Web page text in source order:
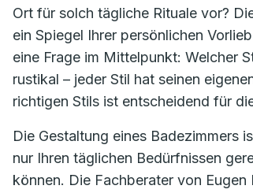
Ort für solch tägliche Rituale vor?
ein Spiegel Ihrer persönlichen
eine Frage im Mittelpunkt: Welcher
rustikal – jeder Stil hat seinen
richtigen Stils ist entscheidend für
Die Gestaltung eines Badezimmers
nur Ihren täglichen Bedürfnissen
können. Die Fachberater von